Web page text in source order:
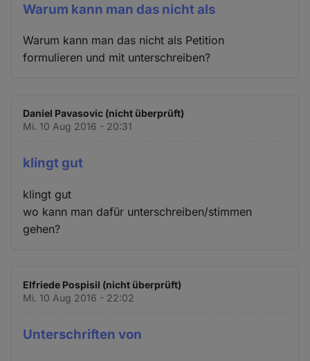
Warum kann man das nicht als
Warum kann man das nicht als Petition
formulieren und mit unterschreiben?
Daniel Pavasovic (nicht überprüft)
Mi. 10 Aug 2016 - 20:31
klingt gut
klingt gut
wo kann man dafür unterschreiben/stimmen
gehen?
Elfriede Pospisil (nicht überprüft)
Mi. 10 Aug 2016 - 22:02
Unterschriften von